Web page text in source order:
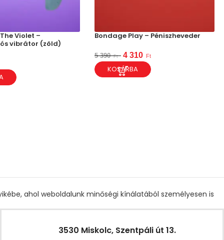
Violet –
vibrátor (zöld)
Bondage Play – Péniszheveder
5 390 Ft 4 310 Ft
KOSÁRBA
ahol weboldalunk minőségi kínálatából személyesen is
3530 Miskolc, Szentpáli út 13.